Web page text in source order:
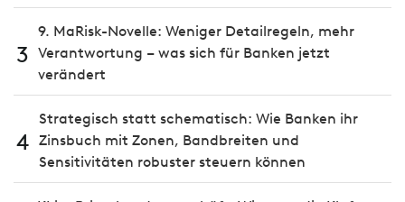
3
9. MaRisk-Novelle: Weniger Detailregeln, mehr
Verantwortung – was sich für Banken jetzt
verändert
4
Strategisch statt schematisch: Wie Banken ihr
Zinsbuch mit Zonen, Bandbreiten und
Sensitivitäten robuster steuern können